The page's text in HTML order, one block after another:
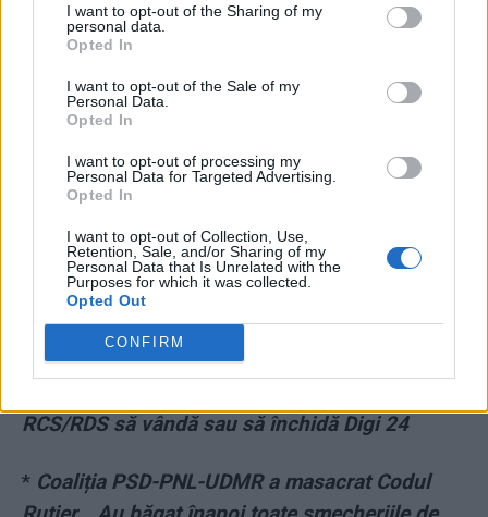
I want to opt-out of the Sharing of my
personal data.
Opted In
I want to opt-out of the Sale of my
Personal Data.
Opted In
I want to opt-out of processing my
Personal Data for Targeted Advertising.
Opted In
I want to opt-out of Collection, Use,
Retention, Sale, and/or Sharing of my
Personal Data that Is Unrelated with the
Purposes for which it was collected.
Opted Out
CONFIRM
Modelul Putin: PSD încearcă să decapiteze o
televiziune pe care n-o poate controla. Un
RCS/RDS să vândă sau să închidă Digi 24
* Coaliția PSD-PNL-UDMR a masacrat Codul